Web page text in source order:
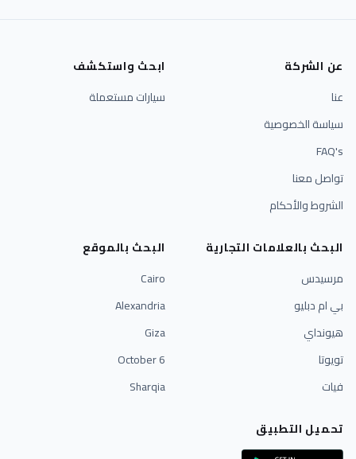
عن الشركة
عنا
سياسة الخصوصية
FAQ's
تواصل معنا
الشروط والأحكام
ابحث واستكشف
سيارات مستعملة
البحث بالعلامات التجارية
مرسيدس
بي ام دبليو
هيونداي
تويوتا
فيات
البحث بالموقع
Cairo
Alexandria
Giza
6 October
Sharqia
تحميل التطبيق